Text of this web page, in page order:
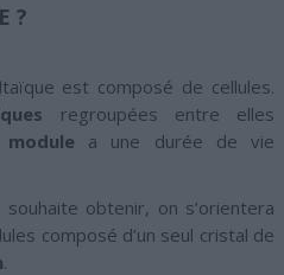
?
est composé de cellules.
regroupées entre elles
module a une durée de vie
obtenir, on s’orientera
composé d’un seul cristal de
.